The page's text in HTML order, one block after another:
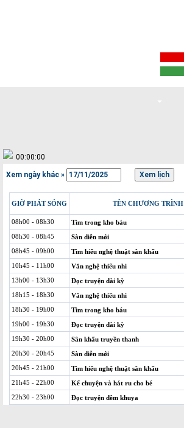
00:00:00
Xem ngày khác »
GIỜ PHÁT SÓNG TÊN CHƯƠNG TRÌNH
08h00 - 08h30
Tìm trong kho báu
08h30 - 08h45
Sàn diễn mới
08h45 - 09h00
Tìm hiểu nghệ thuật sân khấu
10h45 - 11h00
Văn nghệ thiếu nhi
13h00 - 13h30
Đọc truyện dài kỳ
18h15 - 18h30
Văn nghệ thiếu nhi
18h30 - 19h00
Tìm trong kho báu
19h00 - 19h30
Đọc truyện dài kỳ
19h30 - 20h00
Sân khấu truyền thanh
20h30 - 20h45
Sàn diễn mới
20h45 - 21h00
Tìm hiểu nghệ thuật sân khấu
21h45 - 22h00
Kể chuyện và hát ru cho bé
22h30 - 23h00
Đọc truyện đêm khuya